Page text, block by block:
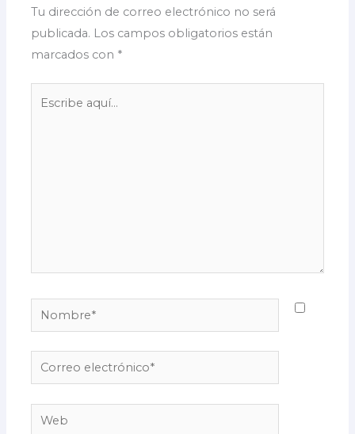
Tu dirección de correo electrónico no será
publicada. Los campos obligatorios están
marcados con *
Nombre*
Correo
electrónico*
Web